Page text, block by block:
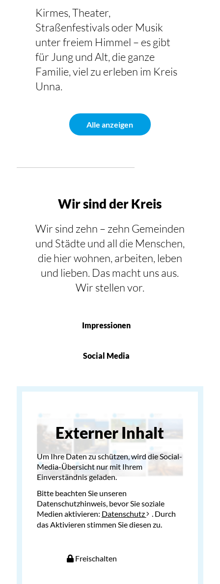
Kirmes, Theater,
Straßenfestivals oder Musik
unter freiem Himmel – es gibt
für Jung und Alt, die ganze
Familie, viel zu erleben im Kreis
Unna.
Alle anzeigen
Wir sind der Kreis
Wir sind zehn – zehn Gemeinden
und Städte und all die Menschen,
die hier wohnen, arbeiten, leben
und lieben. Das macht uns aus.
Wir stellen vor.
Impressionen
Social Media
Externer Inhalt
Um Ihre Daten zu schützen, wird die Social-
Media-Übersicht nur mit Ihrem
Einverständnis geladen.
Bitte beachten Sie unseren
Datenschutzhinweis, bevor Sie soziale
Medien aktivieren: Datenschutz
. Durch
das Aktivieren stimmen Sie diesen zu.
Freischalten